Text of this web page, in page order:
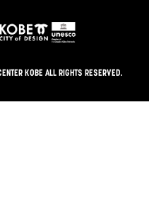
KOBE ALL RIGHTS RESERVED.